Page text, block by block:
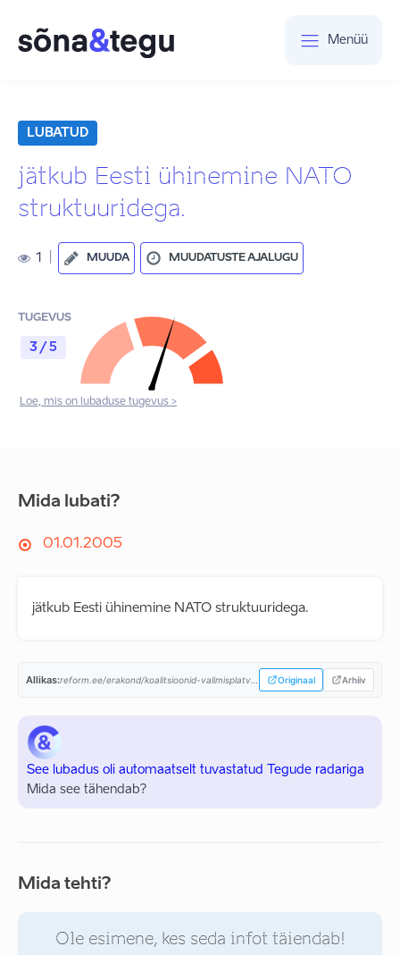
Menüü
LUBATUD
jätkub Eesti ühinemine NATO
struktuuridega.
1 MUUDA MUUDATUSTE AJALUGU
TUGEVUS
3 / 5
Loe, mis on lubaduse tugevus >
Mida lubati?
01.01.2005
jätkub Eesti ühinemine NATO struktuuridega.
Allikas: Originaal Arhiiv
See lubadus oli automaatselt tuvastatud Tegude radariga
Mida see tähendab?
Mida tehti?
Ole esimene, kes seda infot täiendab!